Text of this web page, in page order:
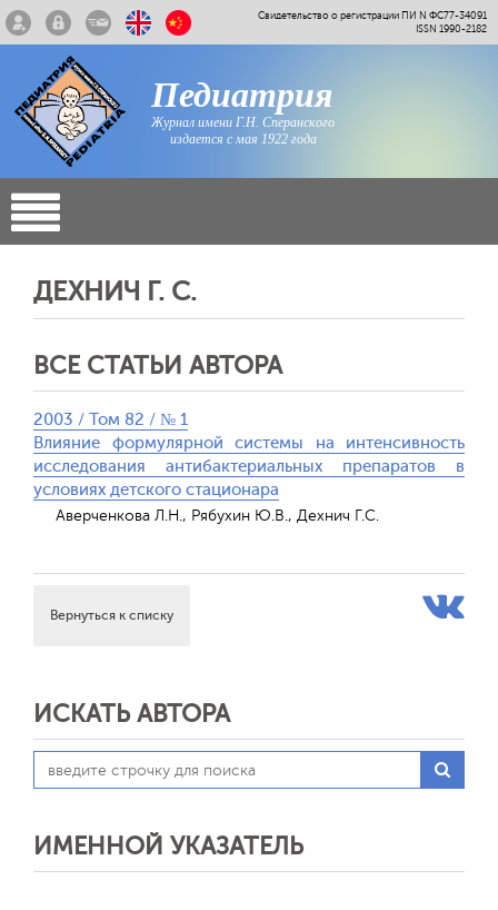
Свидетельство о регистрации ПИ N ФС77-34091
ISSN 1990-2182
Педиатрия
Журнал имени Г.Н. Сперанского
издается с мая 1922 года
ДЕХНИЧ Г. С.
ВСЕ СТАТЬИ АВТОРА
2003 / Том 82 / № 1
Влияние формулярной системы на интенсивность
исследования антибактериальных препаратов в
условиях детского стационара
Аверченкова Л.Н., Рябухин Ю.В., Дехнич Г.С.
Вернуться к списку
ИСКАТЬ АВТОРА
ИМЕННОЙ УКАЗАТЕЛЬ